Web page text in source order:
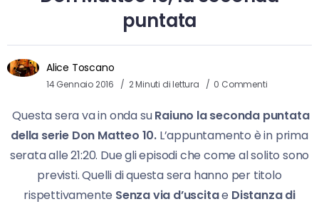
puntata
Alice Toscano
14 Gennaio 2016 2 Minuti di lettura 0 Commenti
Questa sera va in onda suRaiuno la seconda puntata
della serie Don Matteo 10. L’appuntamento è in prima
serata alle 21:20. Due gli episodi che come al solito sono
previsti. Quelli di questa sera hanno per titolo
rispettivamente Senza via d’uscitae Distanza di